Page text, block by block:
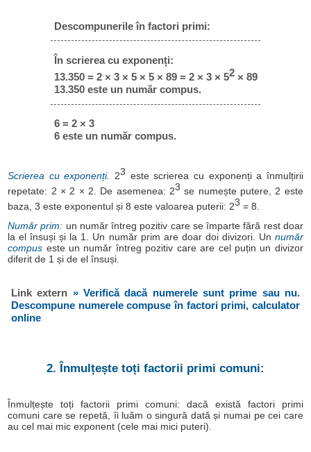
Descompunerile în factori primi:
În scrierea cu exponenți:
13.350 = 2 × 3 × 5 × 5 × 89 = 2 × 3 × 52× 89
13.350 este un număr compus.
6 = 2 × 3
6 este un număr compus.
Scrierea cu exponenți. 23 este scrierea cu exponenți a înmulțirii
repetate: 2 × 2 × 2. De asemenea: 23 se numește putere, 2 este
baza, 3 este exponentul și 8 este valoarea puterii: 23 = 8.
Număr prim: un număr întreg pozitiv care se împarte fără rest doar
la el însuși și la 1. Un număr prim are doar doi divizori. Un număr
compus este un număr întreg pozitiv care are cel puțin un divizor
diferit de 1 și de el însuși.
Link extern » Verifică dacă numerele sunt prime sau nu.
Descompune numerele compuse în factori primi, calculator
online
2. Înmulțește toți factorii primi comuni:
Înmulțește toți factorii primi comuni: dacă există factori primi
comuni care se repetă, îi luăm o singură dată și numai pe cei care
au cel mai mic exponent (cele mai mici puteri).